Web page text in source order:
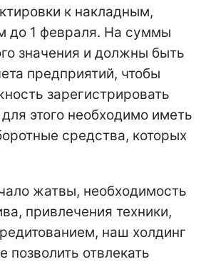
к накладным,
до 1 февраля. На суммы
значения и должны быть
предприятий, чтобы
зарегистрировать
этого необходимо иметь
средства, которых
жатвы, необходимость
привлечения техники,
наш холдинг
позволить отвлекать